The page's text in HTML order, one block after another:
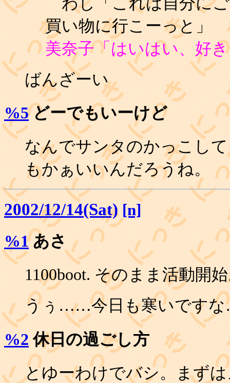
買い物に行こーっと」
美奈子「はいはい、好
ばんざーい
%5どーでもいーけど
なんでサンタのかっこし
もかぁいいんだろうね。
2002/12/14(Sat) [n]
%1あさ
1100boot. そのまま活動開
うぅ……今日も寒いです
%2 休日の過ごし方
とゆーわけでバシ。まず